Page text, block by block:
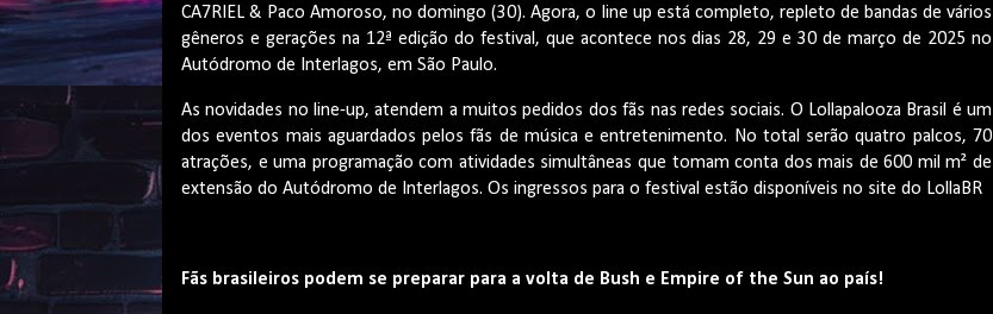
CA7RIEL & Paco Amoroso, no domingo (30). Agora, o line up está completo, repleto de bandas de vários
gêneros e gerações na 12ª edição do festival, que acontece nos dias 28, 29 e 30 de março de 2025 no
Autódromo de Interlagos, em São Paulo.
As novidades no line-up, atendem a muitos pedidos dos fãs nas redes sociais. O Lollapalooza Brasil é um
dos eventos mais aguardados pelos fãs de música e entretenimento. No total serão quatro palcos, 70
atrações, e uma programação com atividades simultâneas que tomam conta dos mais de 600 mil m² de
extensão do Autódromo de Interlagos. Os ingressos para o festival estão disponíveis no site do LollaBR
Fãs brasileiros podem se preparar para a volta de Bush e Empire of the Sun ao país!